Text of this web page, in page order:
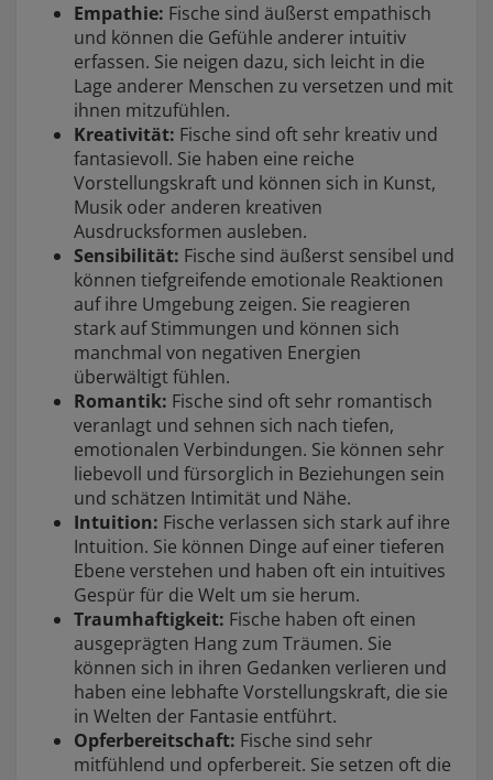
Empathie: Fische sind äußerst empathisch
und können die Gefühle anderer intuitiv
erfassen. Sie neigen dazu, sich leicht in die
Lage anderer Menschen zu versetzen und mit
ihnen mitzufühlen.
Kreativität: Fische sind oft sehr kreativ und
fantasievoll. Sie haben eine reiche
Vorstellungskraft und können sich in Kunst,
Musik oder anderen kreativen
Ausdrucksformen ausleben.
Sensibilität: Fische sind äußerst sensibel und
können tiefgreifende emotionale Reaktionen
auf ihre Umgebung zeigen. Sie reagieren
stark auf Stimmungen und können sich
manchmal von negativen Energien
überwältigt fühlen.
Romantik: Fische sind oft sehr romantisch
veranlagt und sehnen sich nach tiefen,
emotionalen Verbindungen. Sie können sehr
liebevoll und fürsorglich in Beziehungen sein
und schätzen Intimität und Nähe.
Intuition: Fische verlassen sich stark auf ihre
Intuition. Sie können Dinge auf einer tieferen
Ebene verstehen und haben oft ein intuitives
Gespür für die Welt um sie herum.
Traumhaftigkeit: Fische haben oft einen
ausgeprägten Hang zum Träumen. Sie
können sich in ihren Gedanken verlieren und
haben eine lebhafte Vorstellungskraft, die sie
in Welten der Fantasie entführt.
Opferbereitschaft: Fische sind sehr
mitfühlend und opferbereit. Sie setzen oft die